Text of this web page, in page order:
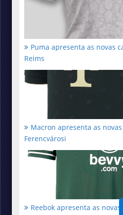
Puma apresenta as novas
Reims
Macron apresenta as
Ferencvárosi
Reebok apresenta as